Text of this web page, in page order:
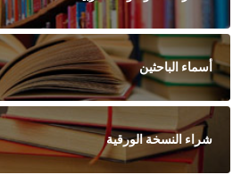
أسماء الباحثين
شراء النسخة الورقية